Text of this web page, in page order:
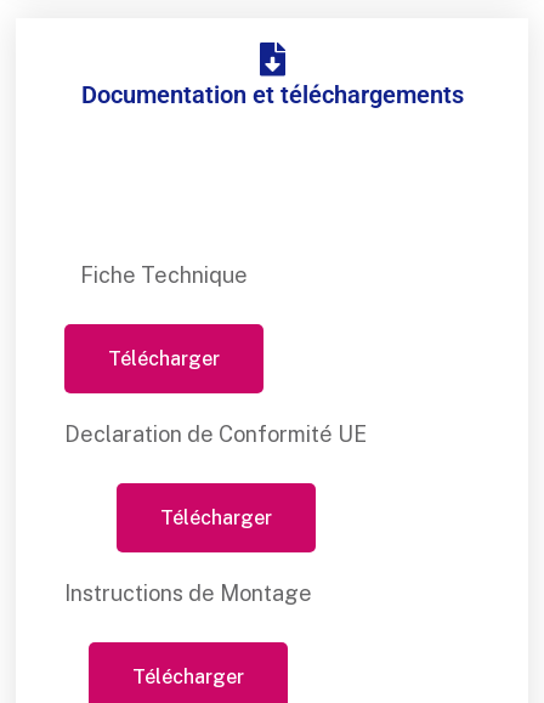
Documentation et téléchargements
Fiche Technique
Télécharger
Declaration de Conformité UE
Télécharger
Instructions de Montage
Télécharger